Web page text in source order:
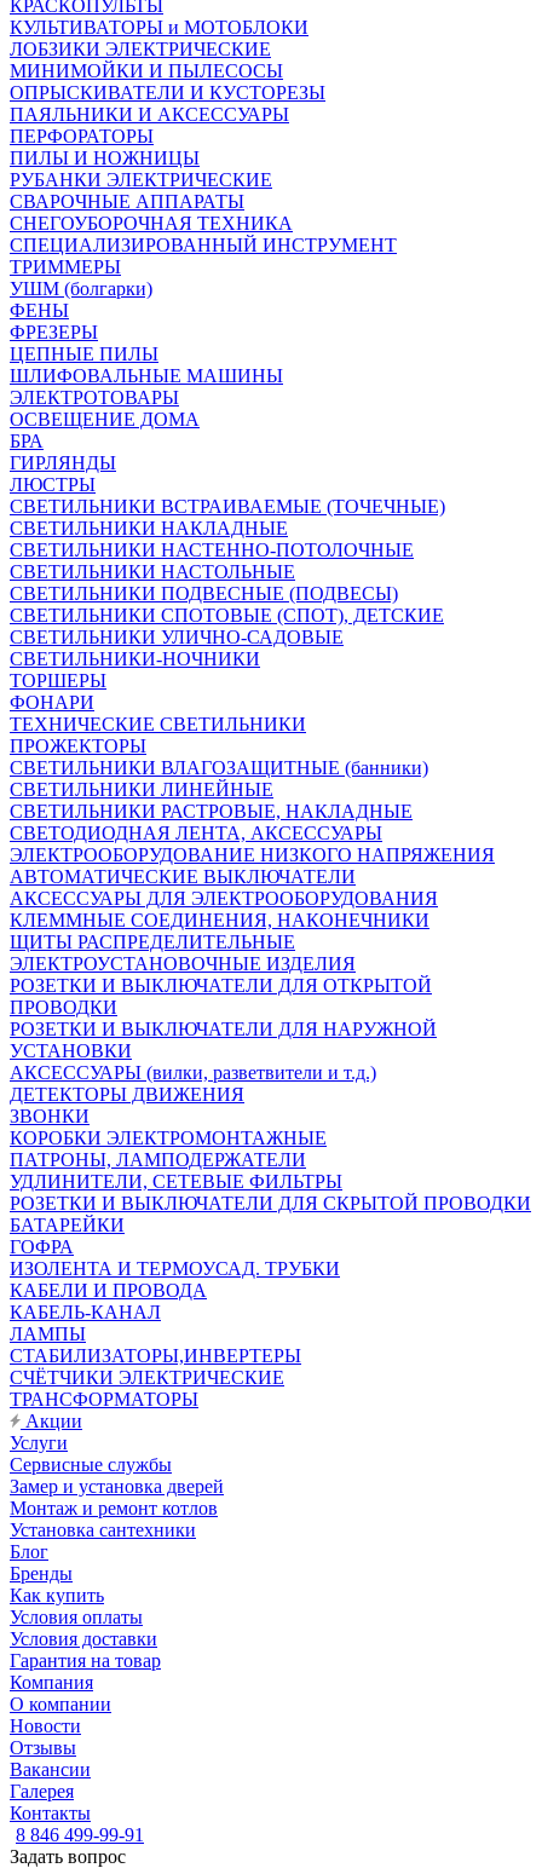
КРАСКОПУЛЬТЫ
КУЛЬТИВАТОРЫ и МОТОБЛОКИ
ЛОБЗИКИ ЭЛЕКТРИЧЕСКИЕ
МИНИМОЙКИ И ПЫЛЕСОСЫ
ОПРЫСКИВАТЕЛИ И КУСТОРЕЗЫ
ПАЯЛЬНИКИ И АКСЕССУАРЫ
ПЕРФОРАТОРЫ
ПИЛЫ И НОЖНИЦЫ
РУБАНКИ ЭЛЕКТРИЧЕСКИЕ
СВАРОЧНЫЕ АППАРАТЫ
СНЕГОУБОРОЧНАЯ ТЕХНИКА
СПЕЦИАЛИЗИРОВАННЫЙ ИНСТРУМЕНТ
ТРИММЕРЫ
УШМ (болгарки)
ФЕНЫ
ФРЕЗЕРЫ
ЦЕПНЫЕ ПИЛЫ
ШЛИФОВАЛЬНЫЕ МАШИНЫ
ЭЛЕКТРОТОВАРЫ
ОСВЕЩЕНИЕ ДОМА
БРА
ГИРЛЯНДЫ
ЛЮСТРЫ
СВЕТИЛЬНИКИ ВСТРАИВАЕМЫЕ (ТОЧЕЧНЫЕ)
СВЕТИЛЬНИКИ НАКЛАДНЫЕ
СВЕТИЛЬНИКИ НАСТЕННО-ПОТОЛОЧНЫЕ
СВЕТИЛЬНИКИ НАСТОЛЬНЫЕ
СВЕТИЛЬНИКИ ПОДВЕСНЫЕ (ПОДВЕСЫ)
СВЕТИЛЬНИКИ СПОТОВЫЕ (СПОТ), ДЕТСКИЕ
СВЕТИЛЬНИКИ УЛИЧНО-САДОВЫЕ
СВЕТИЛЬНИКИ-НОЧНИКИ
ТОРШЕРЫ
ФОНАРИ
ТЕХНИЧЕСКИЕ СВЕТИЛЬНИКИ
ПРОЖЕКТОРЫ
СВЕТИЛЬНИКИ ВЛАГОЗАЩИТНЫЕ (банники)
СВЕТИЛЬНИКИ ЛИНЕЙНЫЕ
СВЕТИЛЬНИКИ РАСТРОВЫЕ, НАКЛАДНЫЕ
СВЕТОДИОДНАЯ ЛЕНТА, АКСЕССУАРЫ
ЭЛЕКТРООБОРУДОВАНИЕ НИЗКОГО НАПРЯЖЕНИЯ
АВТОМАТИЧЕСКИЕ ВЫКЛЮЧАТЕЛИ
АКСЕССУАРЫ ДЛЯ ЭЛЕКТРООБОРУДОВАНИЯ
КЛЕММНЫЕ СОЕДИНЕНИЯ, НАКОНЕЧНИКИ
ЩИТЫ РАСПРЕДЕЛИТЕЛЬНЫЕ
ЭЛЕКТРОУСТАНОВОЧНЫЕ ИЗДЕЛИЯ
РОЗЕТКИ И ВЫКЛЮЧАТЕЛИ ДЛЯ ОТКРЫТОЙ
ПРОВОДКИ
РОЗЕТКИ И ВЫКЛЮЧАТЕЛИ ДЛЯ НАРУЖНОЙ
УСТАНОВКИ
АКСЕССУАРЫ (вилки, разветвители и т.д.)
ДЕТЕКТОРЫ ДВИЖЕНИЯ
ЗВОНКИ
КОРОБКИ ЭЛЕКТРОМОНТАЖНЫЕ
ПАТРОНЫ, ЛАМПОДЕРЖАТЕЛИ
УДЛИНИТЕЛИ, СЕТЕВЫЕ ФИЛЬТРЫ
РОЗЕТКИ И ВЫКЛЮЧАТЕЛИ ДЛЯ СКРЫТОЙ ПРОВОДКИ
БАТАРЕЙКИ
ГОФРА
ИЗОЛЕНТА И ТЕРМОУСАД. ТРУБКИ
КАБЕЛИ И ПРОВОДА
КАБЕЛЬ-КАНАЛ
ЛАМПЫ
СТАБИЛИЗАТОРЫ,ИНВЕРТЕРЫ
СЧЁТЧИКИ ЭЛЕКТРИЧЕСКИЕ
ТРАНСФОРМАТОРЫ
Акции
Услуги
Сервисные службы
Замер и установка дверей
Монтаж и ремонт котлов
Установка сантехники
Блог
Бренды
Как купить
Условия оплаты
Условия доставки
Гарантия на товар
Компания
О компании
Новости
Отзывы
Вакансии
Галерея
Контакты
8 846 499-99-91
Задать вопрос